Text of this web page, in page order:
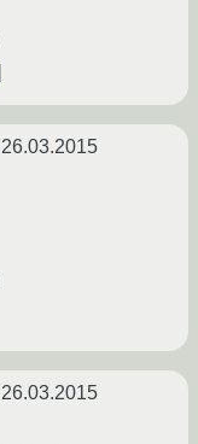
26.03.2015
26.03.2015